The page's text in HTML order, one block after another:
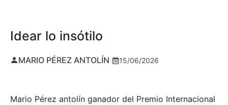
Idear lo insótilo
MARIO PÉREZ ANTOLÍN 15/06/2026
Mario Pérez antolín ganador del Premio Internacional